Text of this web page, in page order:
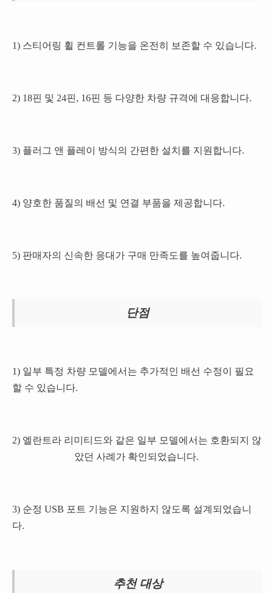
1) 스티어링 휠 컨트롤 기능을 온전히 보존할 수 있습니다.
2) 18핀 및 24핀, 16핀 등 다양한 차량 규격에 대응합니다.
3) 플러그 앤 플레이 방식의 간편한 설치를 지원합니다.
4) 양호한 품질의 배선 및 연결 부품을 제공합니다.
5) 판매자의 신속한 응대가 구매 만족도를 높여줍니다.
단점
1) 일부 특정 차량 모델에서는 추가적인 배선 수정이 필요
할 수 있습니다.
2) 엘란트라 리미티드와 같은 일부 모델에서는 호환되지 않
았던 사례가 확인되었습니다.
3) 순정 USB 포트 기능은 지원하지 않도록 설계되었습니
다.
추천 대상